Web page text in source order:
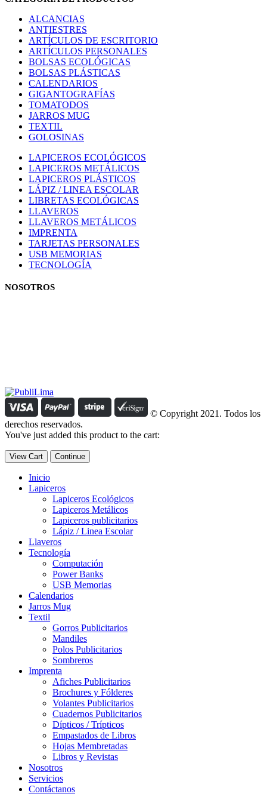
ALCANCIAS
ANTIESTRES
ARTÍCULOS DE ESCRITORIO
ARTÍCULOS PERSONALES
BOLSAS ECOLÓGICAS
BOLSAS PLÁSTICAS
CALENDARIOS
GIGANTOGRAFÍAS
TOMATODOS
JARROS MUG
TEXTIL
GOLOSINAS
LAPICEROS ECOLÓGICOS
LAPICEROS METÁLICOS
LAPICEROS PLÁSTICOS
LÁPIZ / LINEA ESCOLAR
LIBRETAS ECOLÓGICAS
LLAVEROS
LLAVEROS METÁLICOS
IMPRENTA
TARJETAS PERSONALES
USB MEMORIAS
TECNOLOGÍA
NOSOTROS
© Copyright 2021. Todos los
derechos reservados.
You've just added this product to the cart:
View Cart Continue
Inicio
Lapiceros
Lapiceros Ecológicos
Lapiceros Metálicos
Lapiceros publicitarios
Lápiz / Linea Escolar
Llaveros
Tecnología
Computación
Power Banks
USB Memorias
Calendarios
Jarros Mug
Textil
Gorros Publicitarios
Mandiles
Polos Publicitarios
Sombreros
Imprenta
Afiches Publicitarios
Brochures y Fólderes
Volantes Publicitarios
Cuadernos Publicitarios
Dípticos / Trípticos
Empastados de Libros
Hojas Membretadas
Libros y Revistas
Nosotros
Servicios
Contáctanos